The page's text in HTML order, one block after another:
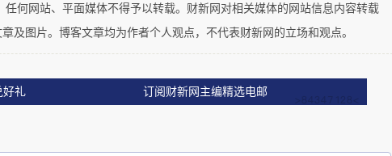
早发挥作用？
值得关注的问题。
已经建立了较为完整的科研诚信制度框架。从教育部到科技
任何网站、平面媒体不得予以转载。财新网对相关媒体的网站信息内容转载
及图片。博客文章均为作者个人观点，不代表财新网的立场和观点。
好礼 订阅财新网主编精选电邮